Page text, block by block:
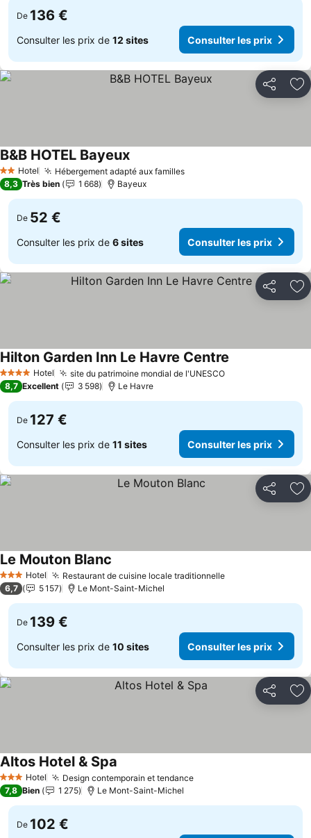
De 136 €
Consulter les prix de 12 sites Consulter les prix
Partager
2 Étoiles
Hotel Hébergement adapté aux familles
B&B HOTEL Bayeux
8,3 Très bien 1 668 Bayeux
De 52 €
Consulter les prix de 6 sites Consulter les prix
Partager
4 Étoiles Hotel site du patrimoine mondial de l'UNESCO
Hilton Garden Inn Le Havre Centre
8,7 Excellent 3 598 Le Havre
De 127 €
Consulter les prix de 11 sites Consulter les prix
Partager
3 ÉtoilesHotel Restaurant de cuisine locale traditionnelle
Le Mouton Blanc
6,7 5 157 Le Mont-Saint-Michel
De 139 €
Consulter les prix de 10 sites Consulter les prix
Partager
3 ÉtoilesHotel Design contemporain et tendance
Altos Hotel & Spa
7,8 Bien 1 275 Le Mont-Saint-Michel
De 102 €